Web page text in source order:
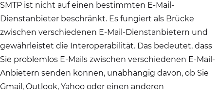
SMTP ist nicht auf einen bestimmten E-Mail-
Dienstanbieter beschränkt. Es fungiert als Brücke
zwischen verschiedenen E-Mail-Dienstanbietern und
gewährleistet die Interoperabilität. Das bedeutet, dass
Sie problemlos E-Mails zwischen verschiedenen E-Mail-
Anbietern senden können, unabhängig davon, ob Sie
Gmail, Outlook, Yahoo oder einen anderen